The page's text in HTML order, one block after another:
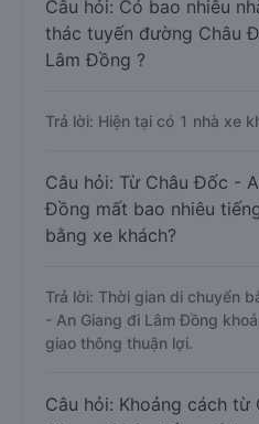
Câu hỏi: Có bao nhiêu
thác tuyến đường Châu
Lâm Đồng ?
Trả lời: Hiện tại có 1 nhà xe
Câu hỏi: Từ Châu Đốc -
Đồng mất bao nhiêu
bằng xe khách?
Trả lời: Thời gian di chuyển
- An Giang đi Lâm Đồng
giao thông thuận lợi.
Câu hỏi: Khoảng cách từ